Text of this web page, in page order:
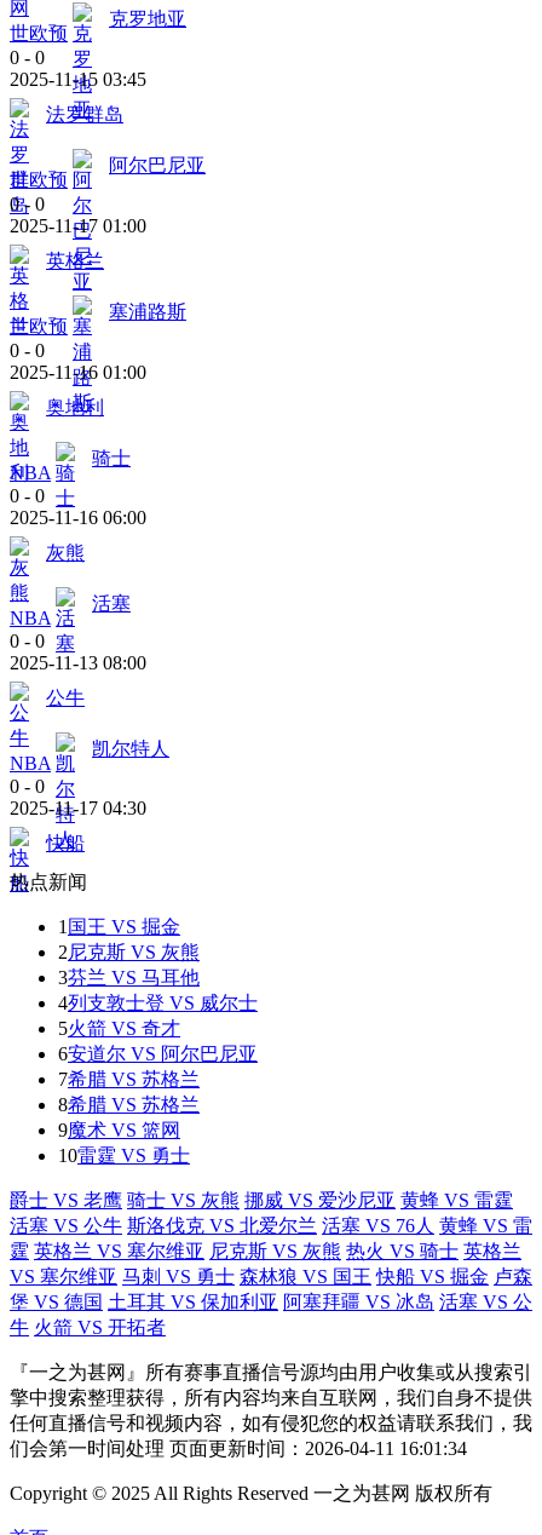
世欧预
克罗地亚
0 - 0
2025-11-15 03:45
法罗群岛
世欧预
阿尔巴尼亚
0 - 0
2025-11-17 01:00
英格兰
世欧预
塞浦路斯
0 - 0
2025-11-16 01:00
奥地利
NBA
骑士
0 - 0
2025-11-16 06:00
灰熊
NBA
活塞
0 - 0
2025-11-13 08:00
公牛
NBA
凯尔特人
0 - 0
2025-11-17 04:30
快船
热点新闻
1 国王 VS 掘金
2尼克斯 VS 灰熊
3芬兰 VS 马耳他
4列支敦士登 VS 威尔士
5火箭 VS 奇才
6安道尔 VS 阿尔巴尼亚
7希腊 VS 苏格兰
8希腊 VS 苏格兰
9魔术 VS 篮网
10雷霆 VS 勇士
爵士 VS 老鹰 骑士 VS 灰熊 挪威 VS 爱沙尼亚 黄蜂 VS 雷霆
活塞 VS 公牛 斯洛伐克 VS 北爱尔兰 活塞 VS 76人 黄蜂 VS 雷
霆 英格兰 VS 塞尔维亚 尼克斯 VS 灰熊 热火 VS 骑士 英格兰
VS 塞尔维亚 马刺 VS 勇士 森林狼 VS 国王 快船 VS 掘金 卢森
堡 VS 德国 土耳其 VS 保加利亚 阿塞拜疆 VS 冰岛 活塞 VS 公
牛 火箭 VS 开拓者
『一之为甚网』所有赛事直播信号源均由用户收集或从搜索引
擎中搜索整理获得，所有内容均来自互联网，我们自身不提供
任何直播信号和视频内容，如有侵犯您的权益请联系我们，我
们会第一时间处理 页面更新时间：2026-04-11 16:01:34
Copyright © 2025 All Rights Reserved 一之为甚网 版权所有